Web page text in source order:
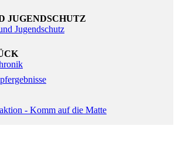
JUGENDSCHUTZ
Jugendschutz
- Komm auf die Matte